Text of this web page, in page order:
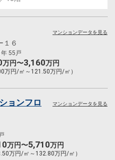
１６
55戸
万円〜3,160万円
万円/㎡～121.50万円/㎡）
マンションデータを見る
ョンフロ
万円〜5,710万円
万円/㎡～132.80万円/㎡）
マンションデータを見る